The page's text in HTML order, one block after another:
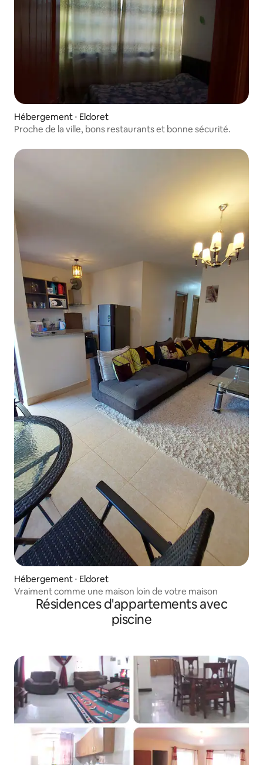
Hébergement ⋅ Eldoret
Proche de la ville, bons restaurants et bonne sécurité.
Hébergement ⋅ Eldoret
Vraiment comme une maison loin de votre maison
Résidences d'appartements avec
piscine